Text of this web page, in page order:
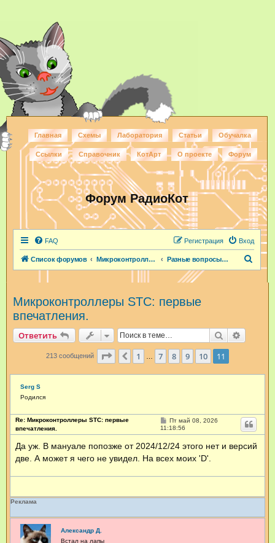
Главная Схемы Лаборатория Статьи Обучалка
Ссылки Справочник КотАрт О проекте Форум
Форум РадиоКот
FAQ Вход
Регистрация
Список форумов Микроконтроллеры и ПЛИС Разные вопросы по МК
Микроконтроллеры STC: первые
впечатления.
Ответить Поиск
213 сообщений Страница 11 из
Пред.
1 7 8 9 10 11
Serg S
Родился
Re: Микроконтроллеры STC: первые
впечатления.
С
о
о
б
щ
е
е
Пт май 08, 2026
11:18:56
Да уж. В мануале попозже от 2024/12/24 этого нет и версий
две. А может я чего не увидел. На всех моих 'D'.
Реклама
Александр Д.
Встал на лапы